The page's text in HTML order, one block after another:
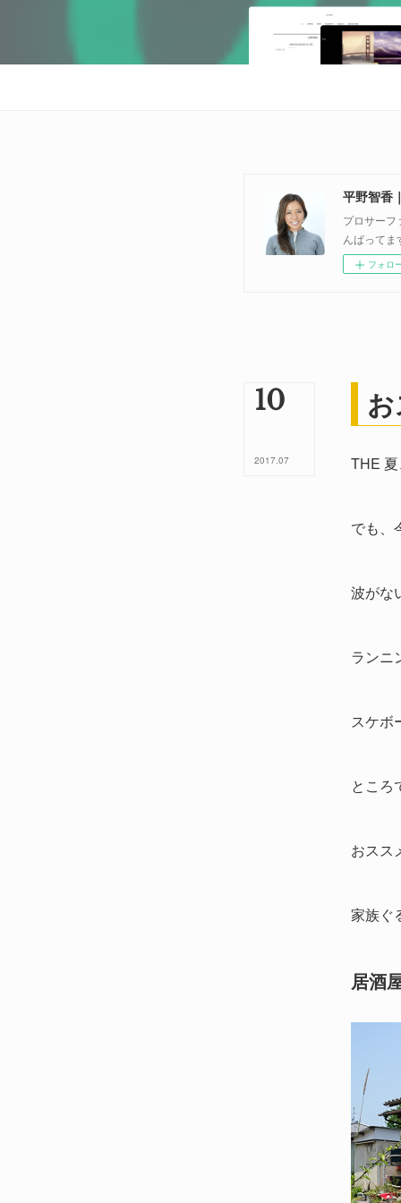
平野智香
プロサーフ
んばって
フォロ
10
2017.07 THE
でも、
波がな
ランニ
スケボ
ところ
おスス
家族ぐ
居酒